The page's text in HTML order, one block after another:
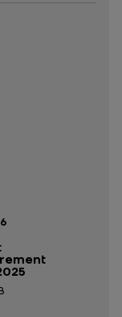
structurées (JSON)